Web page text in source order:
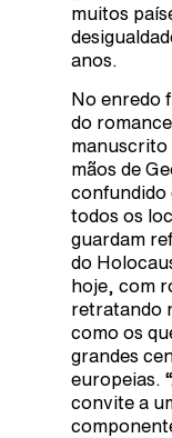
muitos
anos.
No enredo
do
manuscrito
mãos de
confundido
todos os
guardam
do
hoje, com
retratando
como os
grandes
europeias.
convite a